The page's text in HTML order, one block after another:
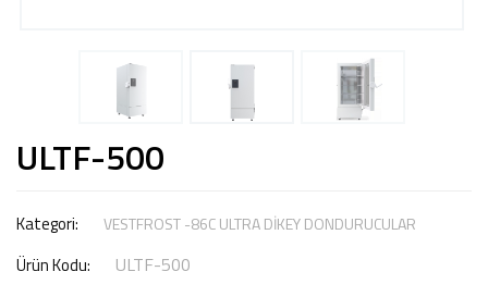
ULTF-500
Kategori: VESTFROST -86C ULTRA DİKEY DONDURUCULAR
Ürün Kodu:
ULTF-500